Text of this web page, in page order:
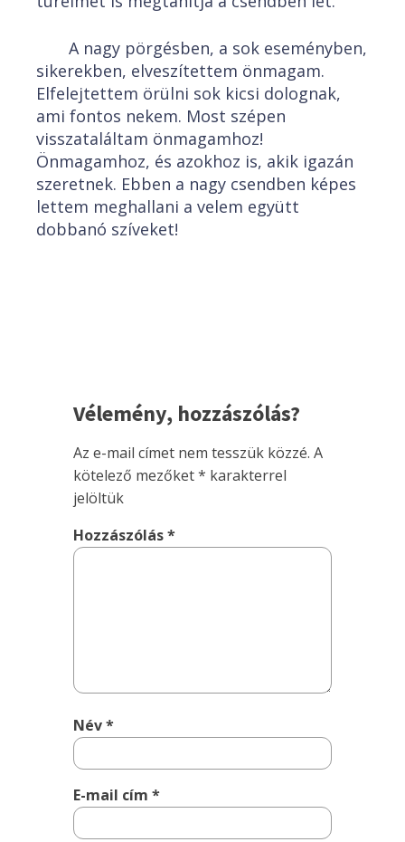
A nagy pörgésben, a sok eseményben,
sikerekben, elveszítettem önmagam.
Elfelejtettem örülni sok kicsi dolognak,
ami fontos nekem. Most szépen
visszataláltam önmagamhoz!
Önmagamhoz, és azokhoz is, akik igazán
szeretnek. Ebben a nagy csendben képes
lettem meghallani a velem együtt
dobbanó szíveket!
Vélemény, hozzászólás?
Az e-mail címet nem tesszük közzé. A
kötelező mezőket* karakterrel
jelöltük
Hozzászólás*
Név*
E-mail cím*